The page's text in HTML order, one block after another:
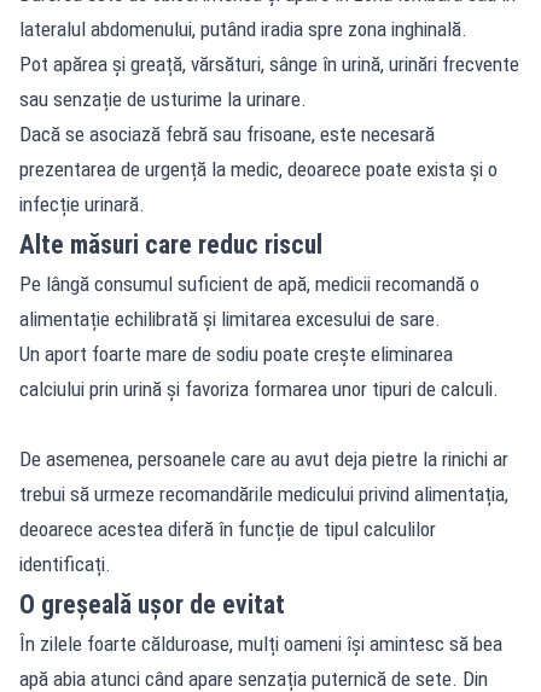
lateralul abdomenului, putând iradia spre zona inghinală.
Pot apărea și greață, vărsături, sânge în urină, urinări frecvente
sau senzație de usturime la urinare.
Dacă se asociază febră sau frisoane, este necesară
prezentarea de urgență la medic, deoarece poate exista și o
infecție urinară.
Alte măsuri care reduc riscul
Pe lângă consumul suficient de apă, medicii recomandă o
alimentație echilibrată și limitarea excesului de sare.
Un aport foarte mare de sodiu poate crește eliminarea
calciului prin urină și favoriza formarea unor tipuri de calculi.
De asemenea, persoanele care au avut deja pietre la rinichi ar
trebui să urmeze recomandările medicului privind alimentația,
deoarece acestea diferă în funcție de tipul calculilor
identificați.
O greșeală ușor de evitat
În zilele foarte călduroase, mulți oameni își amintesc să bea
apă abia atunci când apare senzația puternică de sete. Din